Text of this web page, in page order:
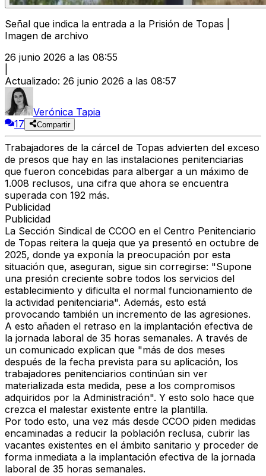
Señal que indica la entrada a la Prisión de Topas |
Imagen de archivo
26 junio 2026 a las 08:55
Actualizado: 26 junio 2026 a las 08:57
Verónica Tapia
17
Compartir
Trabajadores de la cárcel de Topas advierten del exceso
de presos que hay en las instalaciones penitenciarias
que fueron concebidas para albergar a un máximo de
1.008 reclusos, una cifra que ahora se encuentra
superada con 192 más.
Publicidad
Publicidad
La Sección Sindical de CCOO en el Centro Penitenciario
de Topas reitera la queja que ya presentó en octubre de
2025, donde ya exponía la preocupación por esta
situación que, aseguran, sigue sin corregirse: "Supone
una presión creciente sobre todos los servicios del
establecimiento y dificulta el normal funcionamiento de
la actividad penitenciaria". Además, esto está
provocando también un incremento de las agresiones.
A esto añaden el retraso en la implantación efectiva de
la jornada laboral de 35 horas semanales. A través de
un comunicado explican que "más de dos meses
después de la fecha prevista para su aplicación, los
trabajadores penitenciarios continúan sin ver
materializada esta medida, pese a los compromisos
adquiridos por la Administración". Y esto solo hace que
crezca el malestar existente entre la plantilla.
Por todo esto, una vez más desde CCOO piden medidas
encaminadas a reducir la población reclusa, cubrir las
vacantes existentes en el ámbito sanitario y proceder de
forma inmediata a la implantación efectiva de la jornada
laboral de 35 horas semanales.